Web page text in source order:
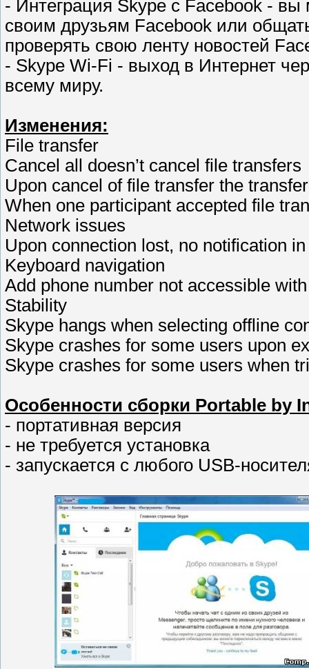
- Интеграция Skype с Facebook -
своим друзьям Facebook или
проверять свою ленту новостей
- Skype Wi-Fi - выход в Интернет
всему миру.
Изменения:
File transfer
Cancel all doesn’t cancel file transfers
Upon cancel of file transfer the
When one participant accepted file
Network issues
Upon connection lost, no notification
Keyboard navigation
Add phone number not accessible
Stability
Skype hangs when selecting offline
Skype crashes for some users upon
Skype crashes for some users when
Особенности сборки Portable by
- портативная версия
- не требуется установка
- запускается с любого USB-